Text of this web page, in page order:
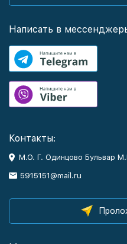
Написать в
Контакты:
М.О. Г. Одинцово Бульвар
5915151@mail.ru